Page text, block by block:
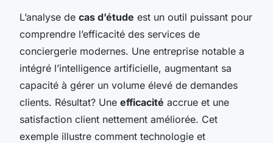
L’analyse de cas d’étude est un outil puissant pour
comprendre l’efficacité des services de
conciergerie modernes. Une entreprise notable a
intégré l’intelligence artificielle, augmentant sa
capacité à gérer un volume élevé de demandes
clients. Résultat? Une efficacité accrue et une
satisfaction client nettement améliorée. Cet
exemple illustre comment technologie et